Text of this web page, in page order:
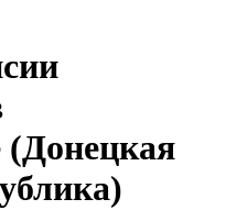
(Донецкая